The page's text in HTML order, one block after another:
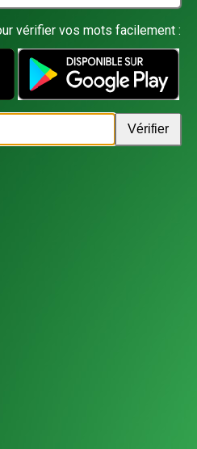
vérifier vos mots facilement :